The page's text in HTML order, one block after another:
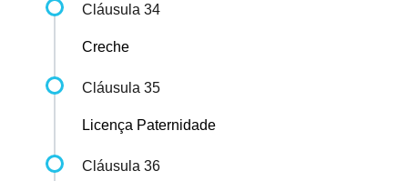
Cláusula 34
Creche
Cláusula 35
Licença Paternidade
Cláusula 36